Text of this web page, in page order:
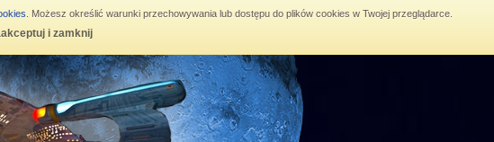
. Możesz określić warunki przechowywania lub dostępu do plików cookies w Twojej przeglądarce.
i zamknij